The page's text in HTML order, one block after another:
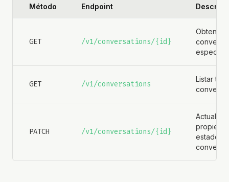
Método Endpoint
GET /v1/conversations/{id}
Obtener
GET /v1/conversations
Listar
PATCH /v1/conversations/{id}
Actualizar
estado